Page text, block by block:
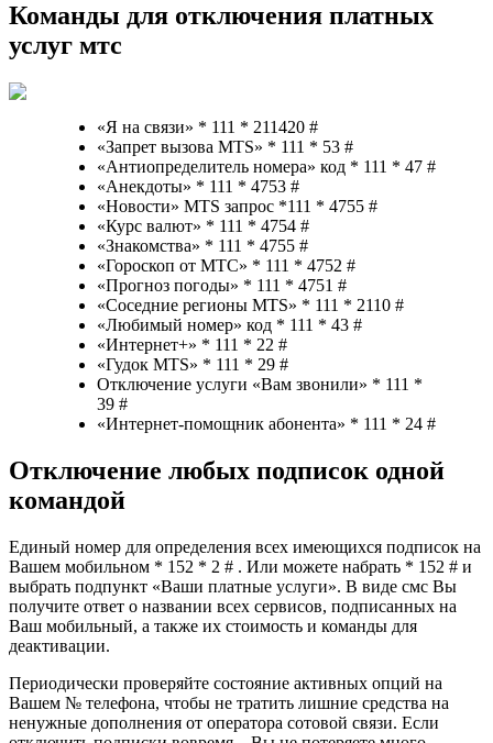
Команды для отключения платных
услуг мтс
«Я на связи» * 111 * 211420 #
«Запрет вызова MTS» * 111 * 53 #
«Антиопределитель номера» код * 111 * 47 #
«Анекдоты» * 111 * 4753 #
«Новости» MTS запрос *111 * 4755 #
«Курс валют» * 111 * 4754 #
«Знакомства» * 111 * 4755 #
«Гороскоп от МТС» * 111 * 4752 #
«Прогноз погоды» * 111 * 4751 #
«Соседние регионы MTS» * 111 * 2110 #
«Любимый номер» код * 111 * 43 #
«Интернет+» * 111 * 22 #
«Гудок MTS» * 111 * 29 #
Отключение услуги «Вам звонили» * 111 *
39 #
«Интернет-помощник абонента» * 111 * 24 #
Отключение любых подписок одной
командой
Единый номер для определения всех имеющихся подписок на
Вашем мобильном * 152 * 2 # . Или можете набрать * 152 # и
выбрать подпункт «Ваши платные услуги». В виде смс Вы
получите ответ о названии всех сервисов, подписанных на
Ваш мобильный, а также их стоимость и команды для
деактивации.
Периодически проверяйте состояние активных опций на
Вашем № телефона, чтобы не тратить лишние средства на
ненужные дополнения от оператора сотовой связи. Если